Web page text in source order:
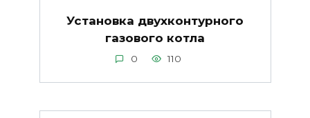
Установка двухконтурного
газового котла
0 110